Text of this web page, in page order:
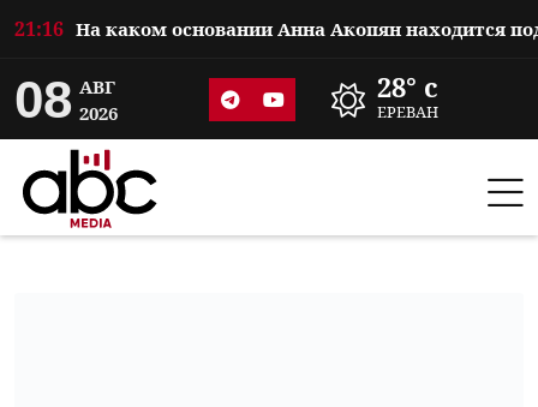
21:16
08 АВГ
2026
28° c
ЕРЕВАН